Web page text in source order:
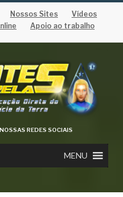
Nossos Sites
Vídeos
Apoio ao trabalho
NOSSAS REDES SOCIAIS
MENU